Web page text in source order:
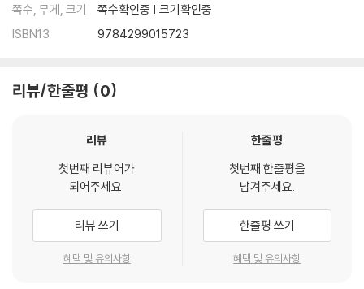
쪽수, 무게, 크기
쪽수확인중 | 크기확인중
ISBN13
9784299015723
리뷰/한줄평 0
리뷰
첫번째 리뷰어가
되어주세요.
리뷰 쓰기
혜택 및 유의사항
한줄평
첫번째 한줄평을
남겨주세요.
한줄평 쓰기
혜택 및 유의사항